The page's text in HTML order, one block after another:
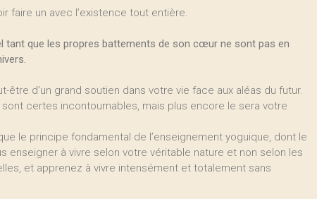
faire un avec l’existence tout entière.
tant que les propres battements de son cœur ne sont pas en
d’un grand soutien dans votre vie face aux aléas du futur.
certes incontournables, mais plus encore le sera votre
le principe fondamental de l’enseignement yoguique, dont le
enseigner à vivre selon votre véritable nature et non selon les
et apprenez à vivre intensément et totalement sans